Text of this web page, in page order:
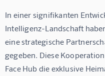
In einer signifikanten
Intelligenz-Landschaft
eine strategische
gegeben. Diese
Face Hub die exklusive